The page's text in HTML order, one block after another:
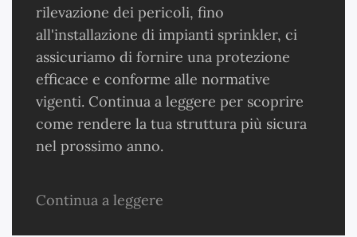
rilevazione dei pericoli, fino
all'installazione di impianti sprinkler, ci
assicuriamo di fornire una protezione
efficace e conforme alle normative
vigenti. Continua a leggere per scoprire
come rendere la tua struttura più sicura
nel prossimo anno.
Continua a leggere